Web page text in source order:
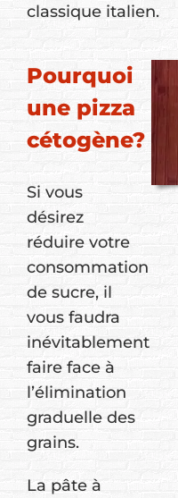
classique italien.
Pourquoi
une pizza
cétogène?
Si vous
désirez
réduire votre
consommation
de sucre, il
vous faudra
inévitablement
faire face à
l’élimination
graduelle des
grains.
La pâte à